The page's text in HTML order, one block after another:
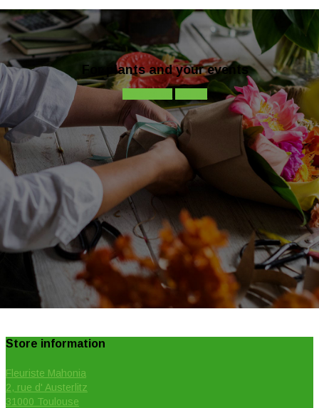
For plants and your events
Store information
Fleuriste Mahonia
2, rue d' Austerlitz
31000 Toulouse